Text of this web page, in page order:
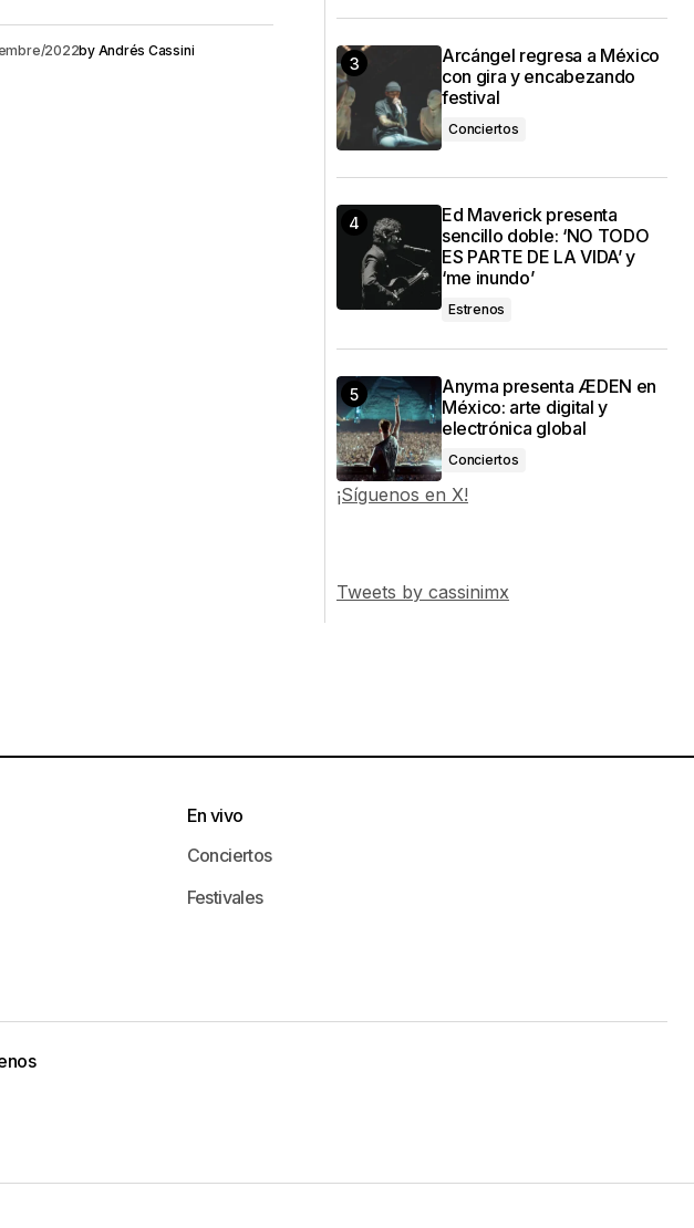
2022by Andrés Cassini
Arcángel regresa a México
con gira y encabezando
festival
Conciertos
Ed Maverick presenta
sencillo doble: ‘NO TODO
ES PARTE DE LA VIDA’ y
‘me inundo’
Estrenos
Anyma presenta ÆDEN en
México: arte digital y
electrónica global
Conciertos
¡Síguenos en X!
Tweets by cassinimx
En vivo
Conciertos
Festivales